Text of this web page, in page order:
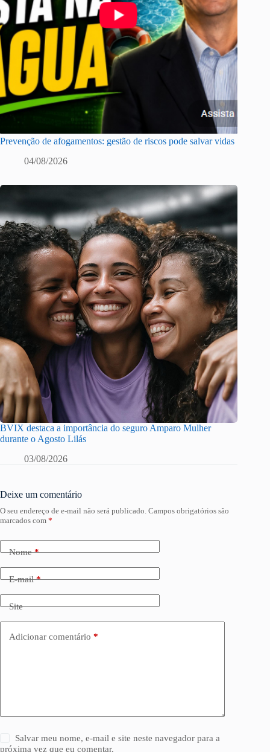
Prevenção de afogamentos: gestão de riscos pode salvar vidas
04/08/2026
BVIX destaca a importância do seguro Amparo Mulher
durante o Agosto Lilás
03/08/2026
Deixe um comentário
O seu endereço de e-mail não será publicado. Campos obrigatórios são
marcados com *
Nome*
E-mail*
Site
Adicionar comentário *
Salvar meu nome, e-mail e site neste navegador para a
próxima vez que eu comentar.